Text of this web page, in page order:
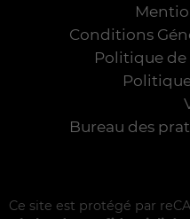
Conditions
Politique
Bureau des
Ce site est protégé par